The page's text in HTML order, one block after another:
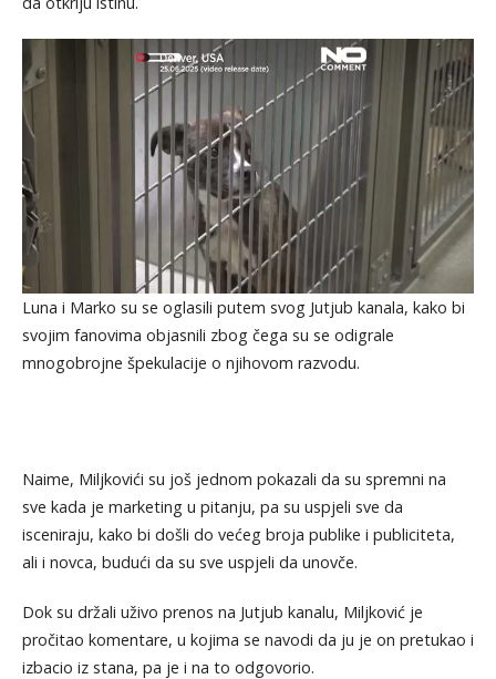
Luna i Marko su se oglasili putem svog Jutjub kanala, kako bi
svojim fanovima objasnili zbog čega su se odigrale
mnogobrojne špekulacije o njihovom razvodu.
Naime, Miljkovići su još jednom pokazali da su spremni na
sve kada je marketing u pitanju, pa su uspjeli sve da
isceniraju, kako bi došli do većeg broja publike i publiciteta,
ali i novca, budući da su sve uspjeli da unovče.
Dok su držali uživo prenos na Jutjub kanalu, Miljković je
pročitao komentare, u kojima se navodi da ju je on pretukao i
izbacio iz stana, pa je i na to odgovorio.